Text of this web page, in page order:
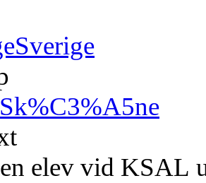
Sverige
Sk%C3%A5ne
elev vid KSAL